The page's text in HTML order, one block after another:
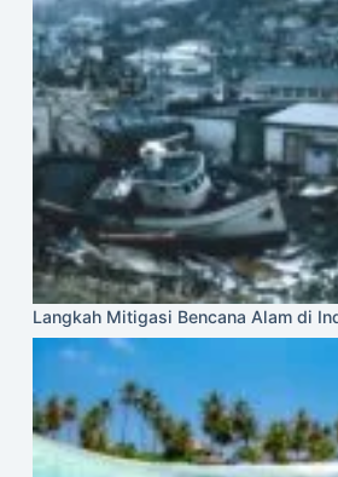
Langkah Mitigasi Bencana Alam di